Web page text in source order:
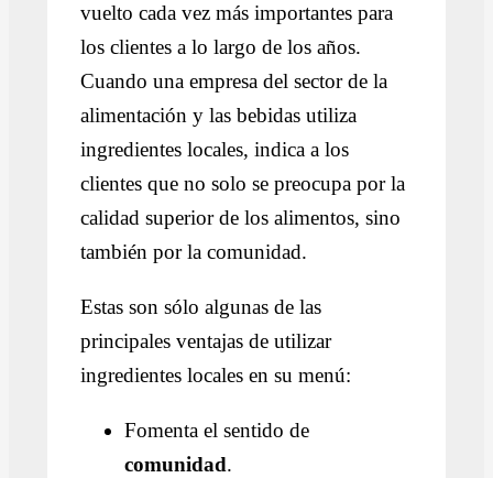
vuelto cada vez más importantes para
los clientes a lo largo de los años.
Cuando una empresa del sector de la
alimentación y las bebidas utiliza
ingredientes locales, indica a los
clientes que no solo se preocupa por la
calidad superior de los alimentos, sino
también por la comunidad.
Estas son sólo algunas de las
principales ventajas de utilizar
ingredientes locales en su menú:
Fomenta el sentido de
comunidad.